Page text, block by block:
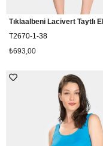
T2670-1-38
₺693,00